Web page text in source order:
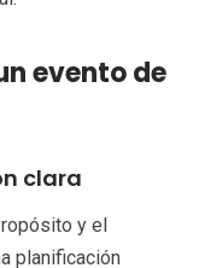
evento de
clara
y el
planificación